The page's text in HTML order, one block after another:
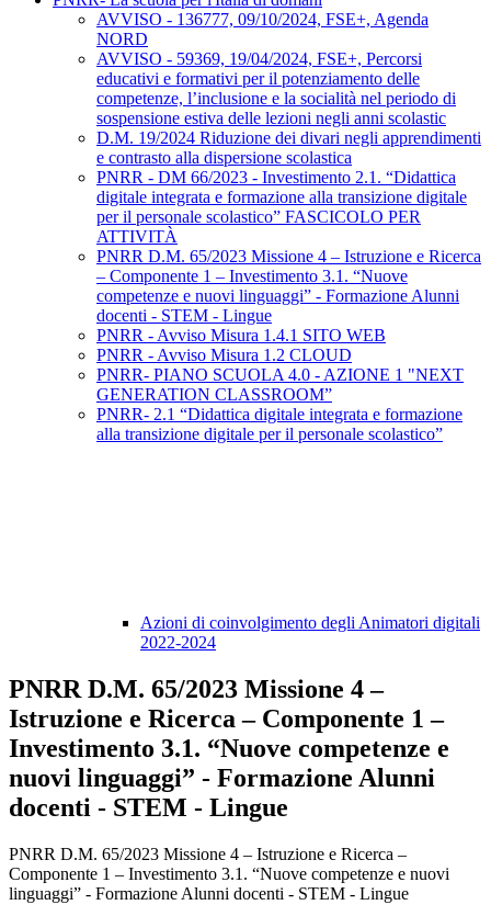
AVVISO - 136777, 09/10/2024, FSE+, Agenda
NORD
AVVISO - 59369, 19/04/2024, FSE+, Percorsi
educativi e formativi per il potenziamento delle
competenze, l’inclusione e la socialità nel periodo di
sospensione estiva delle lezioni negli anni scolastic
D.M. 19/2024 Riduzione dei divari negli apprendimenti
e contrasto alla dispersione scolastica
PNRR - DM 66/2023 - Investimento 2.1. “Didattica
digitale integrata e formazione alla transizione digitale
per il personale scolastico” FASCICOLO PER
ATTIVITÀ
PNRR D.M. 65/2023 Missione 4 – Istruzione e Ricerca
– Componente 1 – Investimento 3.1. “Nuove
competenze e nuovi linguaggi” - Formazione Alunni
docenti - STEM - Lingue
PNRR - Avviso Misura 1.4.1 SITO WEB
PNRR - Avviso Misura 1.2 CLOUD
PNRR- PIANO SCUOLA 4.0 - AZIONE 1 "NEXT
GENERATION CLASSROOM”
PNRR- 2.1 “Didattica digitale integrata e formazione
alla transizione digitale per il personale scolastico”
Azioni di coinvolgimento degli Animatori digitali
2022-2024
PNRR D.M. 65/2023 Missione 4 –
Istruzione e Ricerca – Componente 1 –
Investimento 3.1. “Nuove competenze e
nuovi linguaggi” - Formazione Alunni
docenti - STEM - Lingue
PNRR D.M. 65/2023 Missione 4 – Istruzione e Ricerca –
Componente 1 – Investimento 3.1. “Nuove competenze e nuovi
linguaggi” - Formazione Alunni docenti - STEM - Lingue